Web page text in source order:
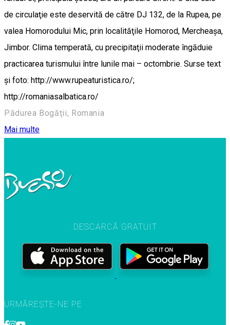
de circulaţie este deservită de către DJ 132, de la Rupea, pe
valea Homorodului Mic, prin localităţile Homorod, Mercheaşa,
Jimbor. Clima temperată, cu precipitaţii moderate îngăduie
practicarea turismului între lunile mai – octombrie. Surse text
și foto: http://www.rupeaturistica.ro/;
http://romaniasalbatica.ro/
Pădurea Bogăţii, Romania
Mai multe
DESCARCĂ GRATUIT
URMĂREȘTE-NE PE